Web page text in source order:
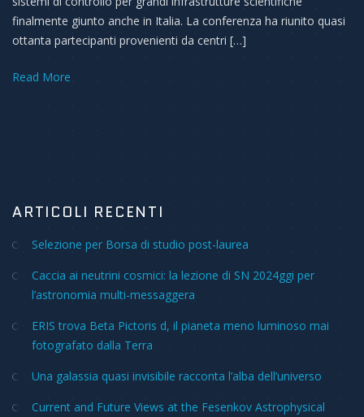
finalmente giunto anche in Italia. La conferenza ha riunito quasi
ottanta partecipanti provenienti da centri […]
Read More
ARTICOLI RECENTI
Selezione per Borsa di studio post-laurea
Caccia ai neutrini cosmici: la lezione di SN 2024ggi per
l’astronomia multi-messaggera
ERIS trova Beta Pictoris d, il pianeta meno luminoso mai
fotografato dalla Terra
Una galassia quasi invisibile racconta l’alba dell’universo
Current and Future Views at the Fesenkov Astrophysical